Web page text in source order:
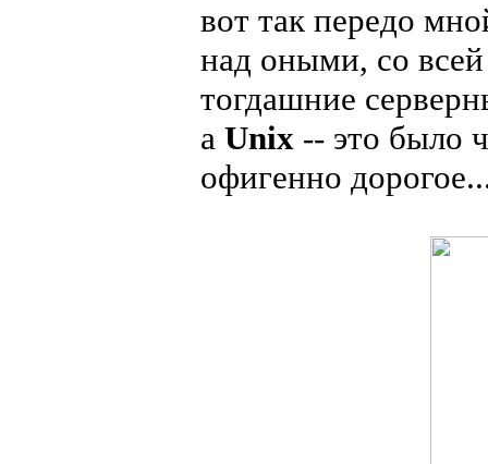
вот так передо
над оными, со
тогдашние
а Unix -- это было
офигенно